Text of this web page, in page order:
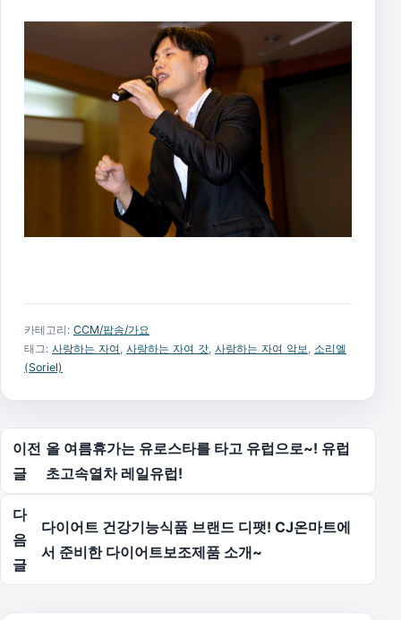
카테고리: CCM/팝송/가요
태그: 사랑하는 자여 사랑하는 자여 갓 사랑하는 자여 악보
소리엘
(Soriel)
글 탐색
이전
글
올 여름휴가는 유로스타를 타고 유럽으로~! 유럽
초고속열차 레일유럽!
다
음
글
다이어트 건강기능식품 브랜드 디팻! CJ온마트에
서 준비한 다이어트보조제품 소개~